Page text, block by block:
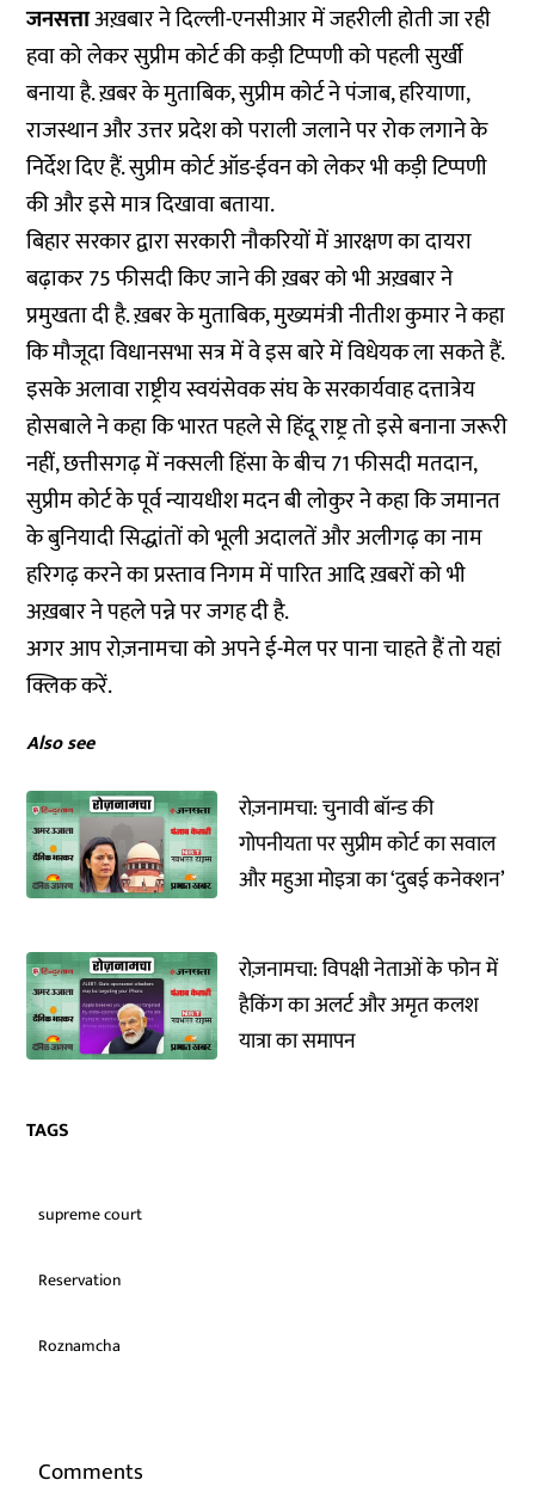
जनसत्ताअख़बार ने दिल्ली-एनसीआर में जहरीली होती जा रही
हवा को लेकर सुप्रीम कोर्ट की कड़ी टिप्पणी को पहली सुर्खी
बनाया है. ख़बर के मुताबिक, सुप्रीम कोर्ट ने पंजाब, हरियाणा,
राजस्थान और उत्तर प्रदेश को पराली जलाने पर रोक लगाने के
निर्देश दिए हैं. सुप्रीम कोर्ट ऑड-ईवन को लेकर भी कड़ी टिप्पणी
की और इसे मात्र दिखावा बताया.
बिहार सरकार द्वारा सरकारी नौकरियों में आरक्षण का दायरा
बढ़ाकर 75 फीसदी किए जाने की ख़बर को भी अख़बार ने
प्रमुखता दी है. ख़बर के मुताबिक, मुख्यमंत्री नीतीश कुमार ने कहा
कि मौजूदा विधानसभा सत्र में वे इस बारे में विधेयक ला सकते हैं.
इसके अलावा राष्ट्रीय स्वयंसेवक संघ के सरकार्यवाह दत्तात्रेय
होसबाले ने कहा कि भारत पहले से हिंदू राष्ट्र तो इसे बनाना जरूरी
नहीं, छत्तीसगढ़ में नक्सली हिंसा के बीच 71 फीसदी मतदान,
सुप्रीम कोर्ट के पूर्व न्यायधीश मदन बी लोकुर ने कहा कि जमानत
के बुनियादी सिद्धांतों को भूली अदालतें और अलीगढ़ का नाम
हरिगढ़ करने का प्रस्ताव निगम में पारित आदि ख़बरों को भी
अख़बार ने पहले पन्ने पर जगह दी है.
अगर आप रोज़नामचा को अपने ई-मेल पर पाना चाहते हैं तोयहां
क्लिक करें.
Also see
रोज़नामचा: चुनावी बॉन्ड की
गोपनीयता पर सुप्रीम कोर्ट का सवाल
और महुआ मोइत्रा का ‘दुबई कनेक्शन’
रोज़नामचा: विपक्षी नेताओं के फोन में
हैकिंग का अलर्ट और अमृत कलश
यात्रा का समापन
TAGS
supreme court
Reservation
Roznamcha
Comments